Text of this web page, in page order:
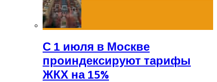
С 1 июля в Москве
проиндексируют тарифы
ЖКХ на 15%